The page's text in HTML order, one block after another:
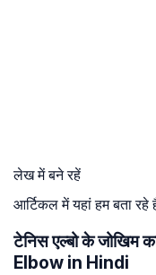
लेख में बने रहें
आर्टिकल में यहां हम बता
टेनिस एल्बो के
Elbow in Hindi